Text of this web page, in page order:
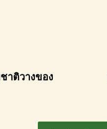
าติวางของ